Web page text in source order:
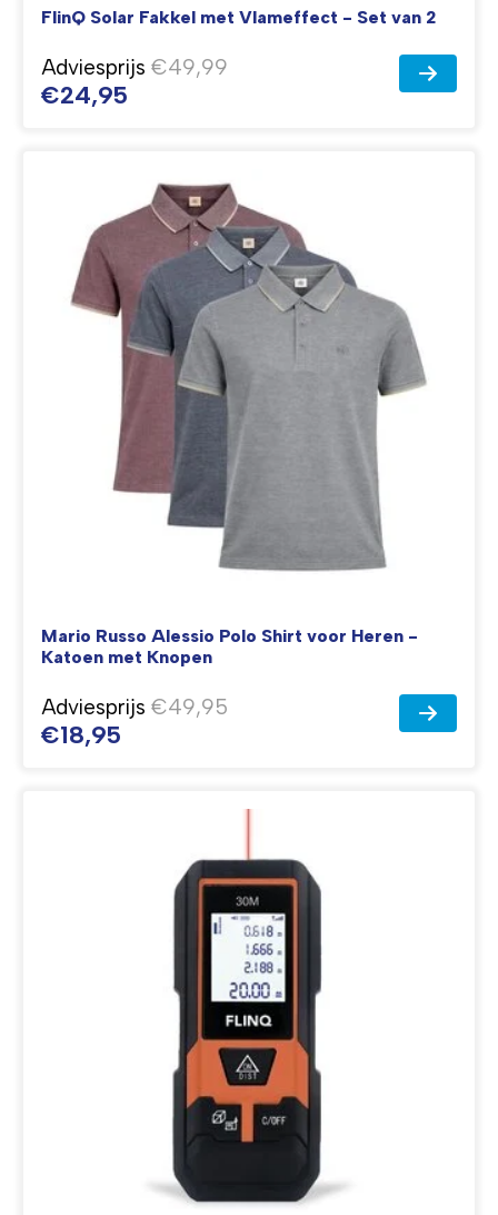
FlinQ Solar Fakkel met Vlameffect - Set van 2
Adviesprijs €49,99
€24,95
Mario Russo Alessio Polo Shirt voor Heren -
Katoen met Knopen
Adviesprijs €49,95
€18,95